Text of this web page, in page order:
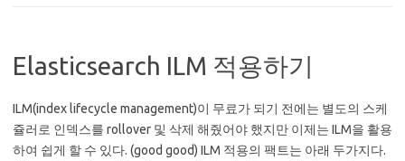
Elasticsearch ILM 적용하기
ILM(index lifecycle management)이 무료가 되기 전에는 별도의 스케
쥴러로 인덱스를 rollover 및 삭제 해줬어야 했지만 이제는 ILM을 활용
하여 쉽게 할 수 있다. (good good) ILM 적용의 팩트는 아래 두가지다.